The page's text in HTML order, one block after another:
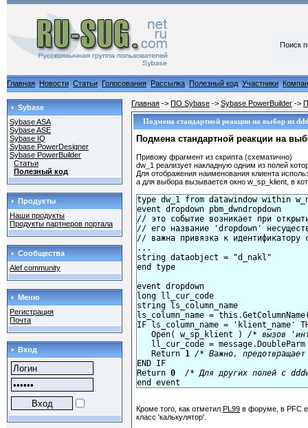
Поиск
Главная Новости Статьи Голосования Рассылка Полезный код Участники
Sybase
Sybase ASA
Sybase ASE
Sybase IQ
Sybase PowerDesigner
Sybase PowerBuilder
Статьи
Полезный код
Продукты
Наши продукты
Продукты партнеров портала
Сообщества
Alef community
Меню
Регистрация
Почта
Вход
Главная -> ПО Sybase -> Sybase PowerBuilder ->
Подмена стандартной реакции на выбор из
Подмена стандартной реакции на
Привожу фрагмент из скрипта (схематично)
dw_1 реализует накладную одним из полей
Для отображения наименования клиента
а для выбора вызывается окно w_sp_klient, в
type dw_1 from datawindow within
event dropdown pbm_dwndropdown
// это событие возникает при
// его название 'dropdown'
// важна привязка к идентификатору
...
string dataobject = "d_nakl"
end type
event dropdown
long ll_cur_code
string ls_column_name
ls_column_name =
IF ls_column_name = 'klient_name'
   Open( w_sp_klient )
/* вызов
ll_cur_code =
   Return
1 /* Важно,
END IF
Return 0
/* Для других полей c
end event
Кроме того, как отметил PL99 в форуме, в PFC
класс 'калькулятор'.